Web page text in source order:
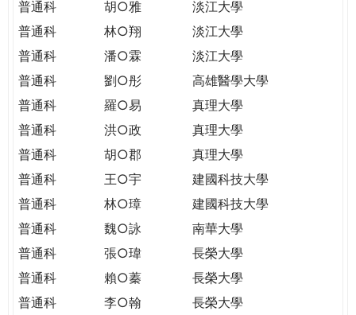
普通科 胡○雅
淡江大學
普通科
林○翔
淡江大學
普通科
潘○霖
淡江大學
普通科
劉○彤
高雄醫學大學
普通科
羅○易
真理大學
普通科
洪○政
真理大學
普通科
胡○郡
真理大學
普通科
王○宇
建國科技大學
普通科
林○璋
建國科技大學
普通科
魏○詠
南華大學
普通科
張○瑋
長榮大學
普通科
賴○蓁
長榮大學
普通科
李○翰
長榮大學